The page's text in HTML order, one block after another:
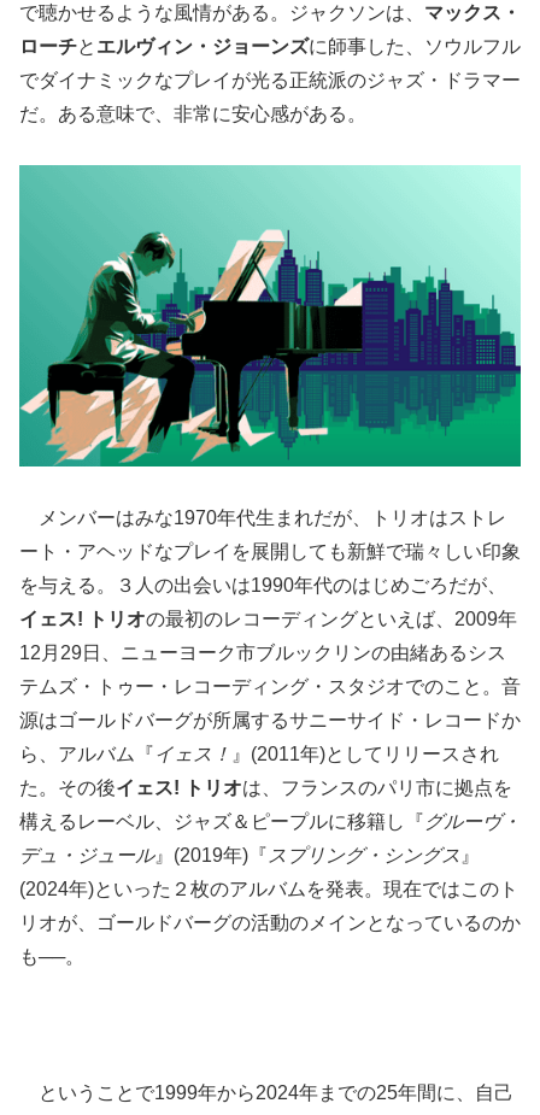
で聴かせるような風情がある。ジャクソンは、 マックス・
ローチと エルヴィン・ジョーンズに師事した、ソウルフル
でダイナミックなプレイが光る正統派のジャズ・ドラマー
だ。ある意味で、非常に安心感がある。
メンバーはみな1970年代生まれだが、トリオはストレ
ート・アヘッドなプレイを展開しても新鮮で瑞々しい印象
を与える。３人の出会いは1990年代のはじめごろだが、
イェス! トリオの最初のレコーディングといえば、2009年
12月29日、ニューヨーク市ブルックリンの由緒あるシス
テムズ・トゥー・レコーディング・スタジオでのこと。音
源はゴールドバーグが所属するサニーサイド・レコードか
ら、アルバム『イェス！ 』(2011年)としてリリースされ
た。その後イェス! トリオは、フランスのパリ市に拠点を
構えるレーベル、ジャズ＆ピープルに移籍し『 グルーヴ・
デュ・ジュール』(2019年)『 スプリング・シングス 』
(2024年)といった２枚のアルバムを発表。現在ではこのト
リオが、ゴールドバーグの活動のメインとなっているのか
も──。
ということで1999年から2024年までの25年間に、自己